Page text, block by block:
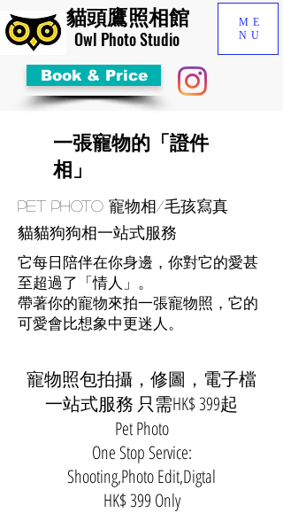
​Owl Photo Studio
Book & Price
貓頭鷹照相館
ME
NU
一張寵物的「證件
相」
Pet Photo 寵物相/毛孩寫真
​貓貓狗狗相一站式服務
它每日陪伴在你身邊，你對它的愛甚
至超過了「情人」。
帶著你的寵物來拍一張寵物照，它的
可愛會比想象中更迷人。
寵物照包拍攝，修圖，電子檔
​一站式服務 只需HK$ 399起
Pet Photo
One Stop Service:
Shooting,Photo Edit,Digtal
HK$ 399 Only